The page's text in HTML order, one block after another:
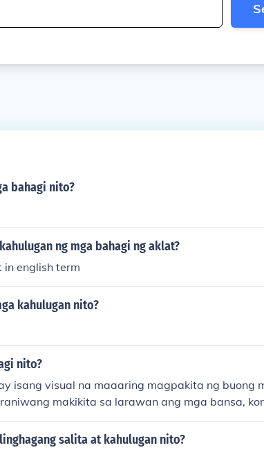
bahagi nito?
ng mga bahagi ng aklat?
english term
kahulugan nito?
nito?
isang visual na maaaring magpakita ng buong
makikita sa larawan ang mga bansa,
features ng planeta. Ang pagkuha ng litrato
ang kabuuan at kagandahan ng mundo.
salita at kahulugan nito?